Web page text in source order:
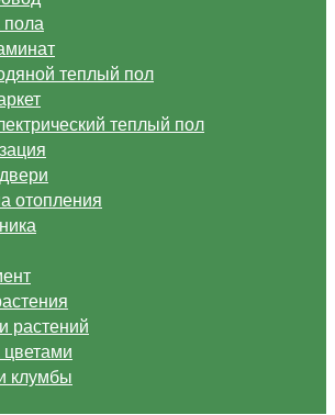
теплый пол
теплый пол
отопления
растений
клумбы